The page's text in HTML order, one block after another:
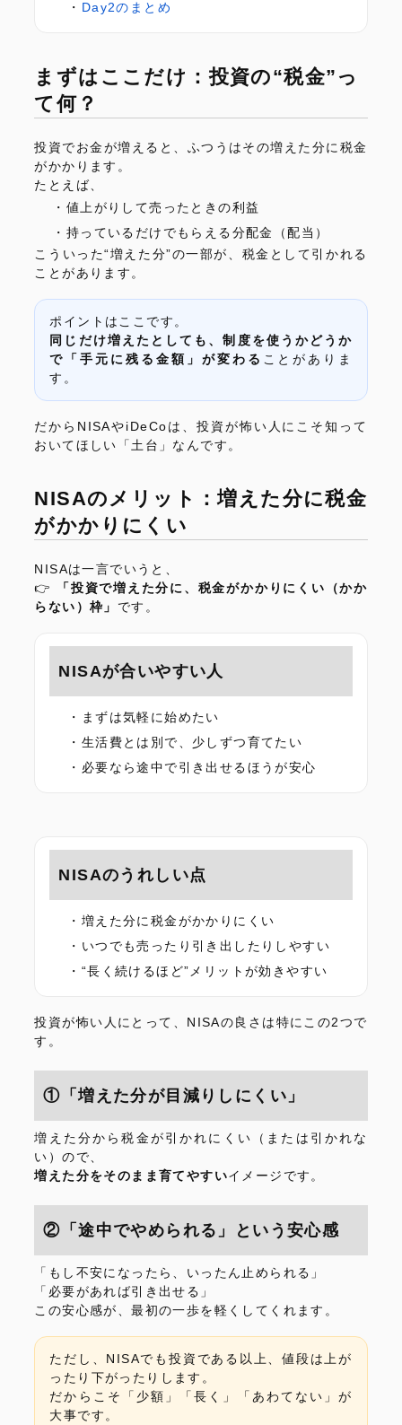
Day2のまとめ
まずはここだけ：投資の“税金”っ
て何？
投資でお金が増えると、ふつうはその増えた分に税金
がかかります。
たとえば、
値上がりして売ったときの利益
持っているだけでもらえる分配金（配当）
こういった“増えた分”の一部が、税金として引かれる
ことがあります。
ポイントはここです。
同じだけ増えたとしても、制度を使うかどうか
で「手元に残る金額」が変わる ことがありま
す。
だからNISAやiDeCoは、投資が怖い人にこそ知って
おいてほしい「土台」なんです。
NISAのメリット：増えた分に税金
がかかりにくい
NISAは一言でいうと、
👉
「投資で増えた分に、税金がかかりにくい（かか
らない）枠」 です。
NISAが合いやすい人
まずは気軽に始めたい
生活費とは別で、少しずつ育てたい
必要なら途中で引き出せるほうが安心
NISAのうれしい点
増えた分に税金がかかりにくい
いつでも売ったり引き出したりしやすい
“長く続けるほど”メリットが効きやすい
投資が怖い人にとって、NISAの良さは特にこの2つで
す。
①「増えた分が目減りしにくい」
増えた分から税金が引かれにくい（または引かれな
い）ので、
増えた分をそのまま育てやすいイメージです。
②「途中でやめられる」という安心感
「もし不安になったら、いったん止められる」
「必要があれば引き出せる」
この安心感が、最初の一歩を軽くしてくれます。
ただし、NISAでも投資である以上、値段は上が
ったり下がったりします。
だからこそ「少額」「長く」「あわてない」が
大事です。